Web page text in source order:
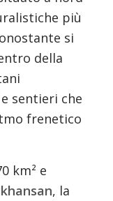
più
si
della
sentieri che
frenetico
km² e
, la